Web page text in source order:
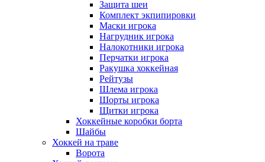
Защита шеи
Комплект экпипировки
Маски игрока
Нагрудник игрока
Налокотники игрока
Перчатки игрока
Ракушка хоккейная
Рейтузы
Шлема игрока
Шорты игрока
Щитки игрока
Хоккейные коробки борта
Шайбы
Хоккей на траве
Ворота